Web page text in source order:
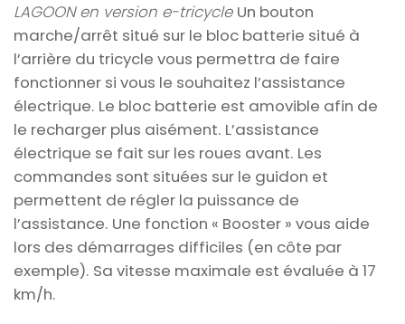
LAGOON en version e-tricycle Un bouton
marche/arrêt situé sur le bloc batterie situé à
l’arrière du tricycle vous permettra de faire
fonctionner si vous le souhaitez l’assistance
électrique. Le bloc batterie est amovible afin de
le recharger plus aisément. L’assistance
électrique se fait sur les roues avant. Les
commandes sont situées sur le guidon et
permettent de régler la puissance de
l’assistance. Une fonction « Booster » vous aide
lors des démarrages difficiles (en côte par
exemple). Sa vitesse maximale est évaluée à 17
km/h.